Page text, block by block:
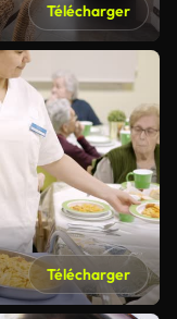
Télécharger
Télécharger